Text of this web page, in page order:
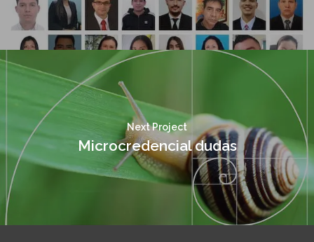
Next Project
Microcredencial dudas